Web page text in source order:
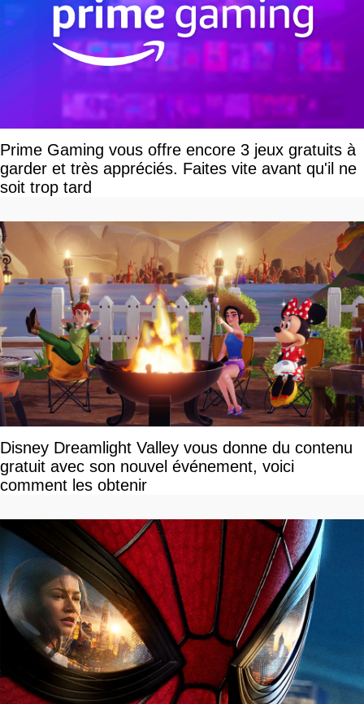
Prime Gaming vous offre encore 3 jeux gratuits à
garder et très appréciés. Faites vite avant qu'il ne
soit trop tard
Disney Dreamlight Valley vous donne du contenu
gratuit avec son nouvel événement, voici
comment les obtenir